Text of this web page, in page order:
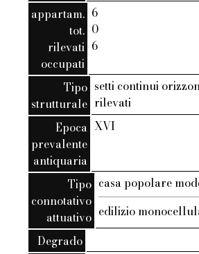
appartam.
tot.
rilevati
occupati
6
0
6
Tipo
strutturale
setti continui
rilevati
Epoca
prevalente
antiquaria
XVI
Tipo
connotativo
attuativo
casa popolare
edilizio
Degrado